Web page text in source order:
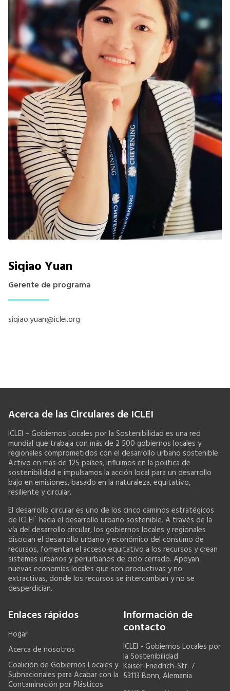
Siqiao Yuan
Gerente de programa
siqiao.yuan@iclei.org
Acerca de las Circulares de ICLEI
ICLEI – Gobiernos Locales por la Sostenibilidad es una red
mundial que trabaja con más de 2 500 gobiernos locales y
regionales comprometidos con el desarrollo urbano sostenible.
Activo en más de 125 países, influimos en la política de
sostenibilidad e impulsamos la acción local para un desarrollo
bajo en emisiones, basado en la naturaleza, equitativo,
resiliente y circular.
El desarrollo circular es uno de los cinco caminos estratégicos
de ICLEI´ hacia el desarrollo urbano sostenible. A través de la
vía del desarrollo circular, los gobiernos locales y regionales
disocian el desarrollo urbano y económico del consumo de
recursos, fomentan el acceso equitativo a los recursos y crean
sistemas urbanos y periurbanos de ciclo cerrado. Apoyan
nuevas economías locales que son productivas y no
extractivas, donde los recursos se intercambian y no se
desperdician.
Enlaces rápidos
Hogar
Acerca de nosotros
Coalición de Gobiernos Locales y
Subnacionales para Acabar con la
Contaminación por Plásticos
Información de
contacto
ICLEI - Gobiernos Locales por
la Sostenibilidad
Kaiser-Friedrich-Str. 7
53113 Bonn, Alemania